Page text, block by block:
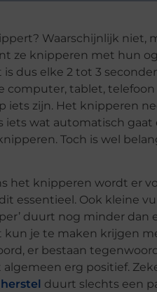
Waarschijnlijk niet,
ze knipperen met hun
dus elke 2 tot 3
computer, tablet,
iets zijn. Het knipperen
iets wat automatisch
Toch is wel
het knipperen wordt er
essentieel. Ook kleine
duurt nog minder dan
je te maken krijgen
er bestaan
algemeen erg positief.
duurt slechts een